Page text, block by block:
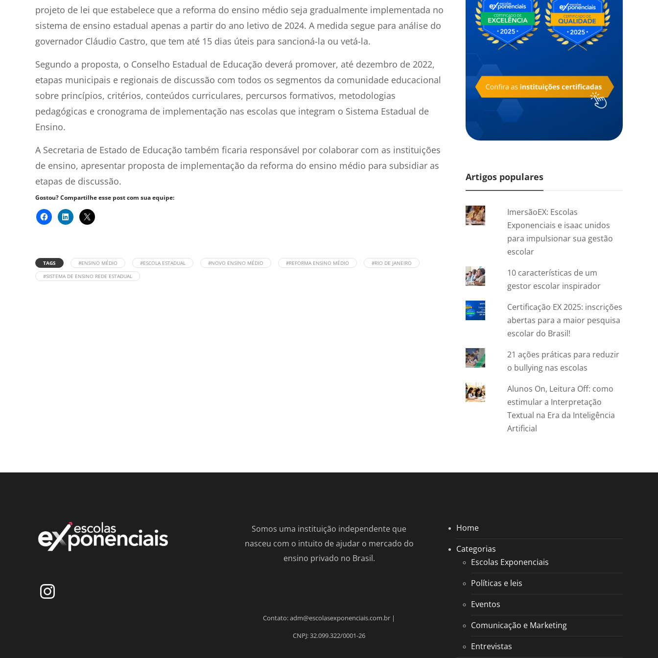
projeto de lei que estabelece que a reforma do ensino médio seja gradualmente implementada no
sistema de ensino estadual apenas a partir do ano letivo de 2024. A medida segue para análise do
governador Cláudio Castro, que tem até 15 dias úteis para sancioná-la ou vetá-la.
Segundo a proposta, o Conselho Estadual de Educação deverá promover, até dezembro de 2022,
etapas municipais e regionais de discussão com todos os segmentos da comunidade educacional
sobre princípios, critérios, conteúdos curriculares, percursos formativos, metodologias
pedagógicas e cronograma de implementação nas escolas que integram o Sistema Estadual de
Ensino.
A Secretaria de Estado de Educação também ficaria responsável por colaborar com as instituições
de ensino, apresentar proposta de implementação da reforma do ensino médio para subsidiar as
etapas de discussão.
Gostou? Compartilhe esse post com sua equipe:
TAGS #ENSINO MÉDIO #ESCOLA ESTADUAL #NOVO ENSINO MÉDIO #REFORMA ENSINO MÉDIO
#RIO DE JANEIRO
#SISTEMA DE ENSINO REDE ESTADUAL
Artigos populares
ImersãoEX: Escolas
Exponenciais e isaac unidos
para impulsionar sua gestão
escolar
10 características de um
gestor escolar inspirador
Certificação EX 2025: inscrições
abertas para a maior pesquisa
escolar do Brasil!
21 ações práticas para reduzir
o bullying nas escolas
Alunos On, Leitura Off: como
estimular a Interpretação
Textual na Era da Inteligência
Artificial
Somos uma instituição independente que
nasceu com o intuito de ajudar o mercado do
ensino privado no Brasil.
Contato: adm@escolasexponenciais.com.br |
CNPJ: 32.099.322/0001-26
Home
Categorias
Escolas Exponenciais
Políticas e leis
Eventos
Comunicação e Marketing
Entrevistas